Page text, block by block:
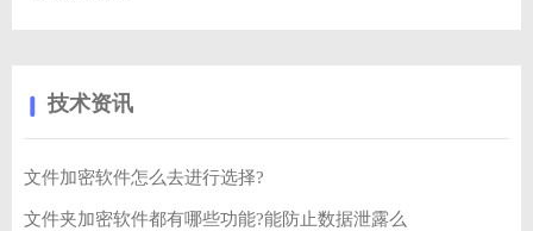
技术资讯
文件加密软件怎么去进行选择?
文件夹加密软件都有哪些功能?能防止数据泄露么